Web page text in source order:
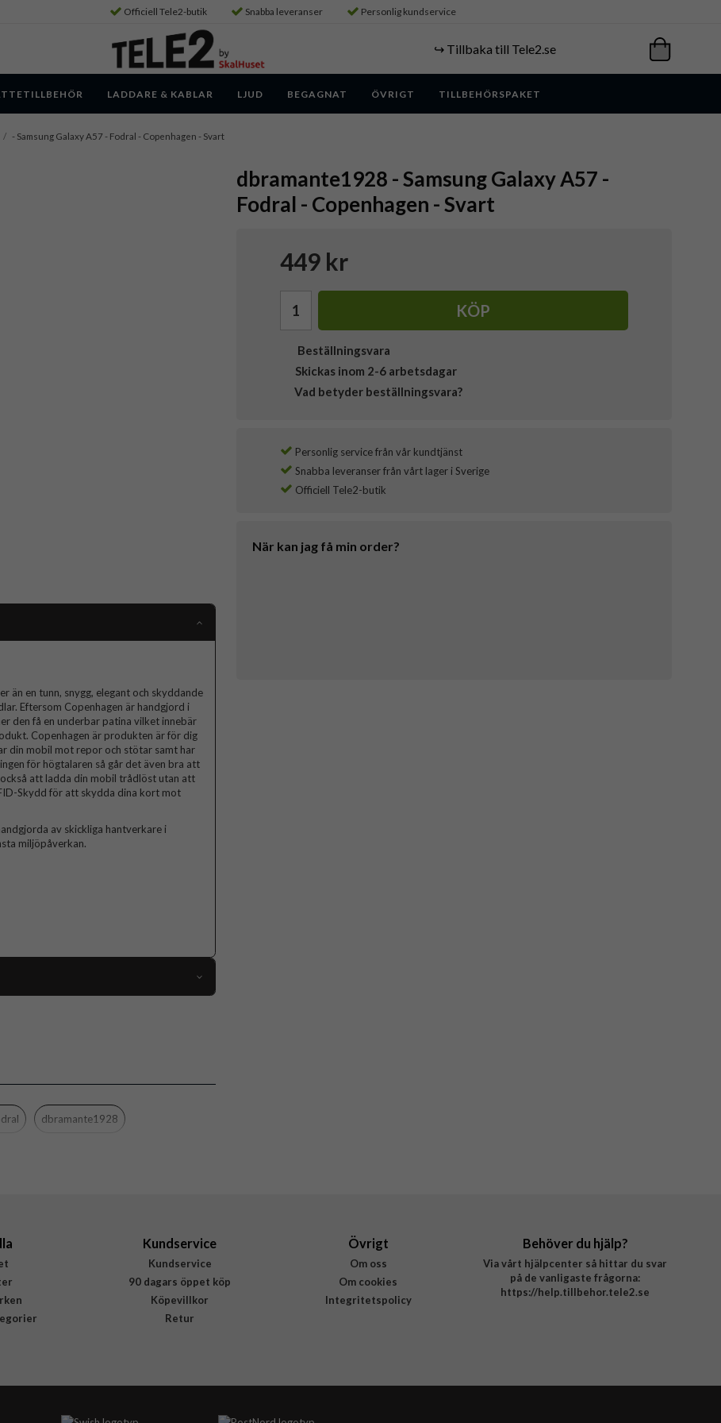
Officiell Tele2-butik Snabba leveranser Personlig kundservice
↪️ Tillbaka till Tele2.se
LADDARE & KABLAR LJUD BEGAGNAT ÖVRIGT TILLBEHÖRSPAKET
/ - Samsung Galaxy A57 - Fodral - Copenhagen - Svart
dbramante1928 - Samsung Galaxy A57 -
Fodral - Copenhagen - Svart
449 kr
KÖP
Beställningsvara
Skickas inom 2-6 arbetsdagar
Vad betyder beställningsvara?
Personlig service från vår kundtjänst
Snabba leveranser från vårt lager i Sverige
Officiell Tele2-butik
När kan jag få min order?
än en tunn, snygg, elegant och skyddande
Eftersom Copenhagen är handgjord i
den få en underbar patina vilket innebär
Copenhagen är produkten är för dig
din mobil mot repor och stötar samt har
för högtalaren så går det även bra att
att ladda din mobil trådlöst utan att
Skydd för att skydda dina kort mot
av skickliga hantverkare i
miljöpåverkan.
Kortfack, Stativfunktion
dbramante1928
Kundservice
Kundservice
90 dagars öppet köp
Köpevillkor
Retur
Övrigt
Om oss
Om cookies
Integritetspolicy
Behöver du hjälp?
Via vårt hjälpcenter så hittar du svar
på de vanligaste frågorna:
https://help.tillbehor.tele2.se